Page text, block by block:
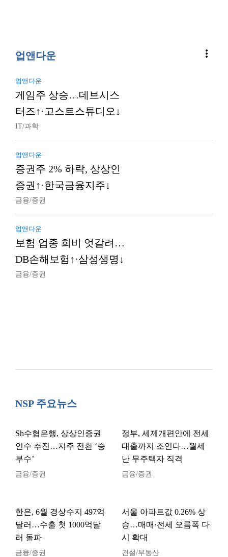
업앤다운 more_vert
업앤다운
게임주 상승…데브시스
터즈↑·고스트스튜디오↓
IT/과학
업앤다운
증권주 2% 하락, 상상인
증권↑·한국금융지주↓
금융/증권
업앤다운
보험 업종 희비 엇갈려…
DB손해보험↑·삼성생명↓
금융/증권
NSP 주요뉴스
Sh수협은행, 상상인증권
인수 추진…지주 전환 ‘승
부수’
금융/증권
정부, 세제개편안에 전세
대출까지 조인다…월세
난 무주택자 직격
금융/증권
한은, 6월 경상수지 497억
달러…수출 첫 1000억달
러 돌파
금융/증권
서울 아파트값 0.26% 상
승…매매·전세 오름폭 다
시 확대
건설/부동산